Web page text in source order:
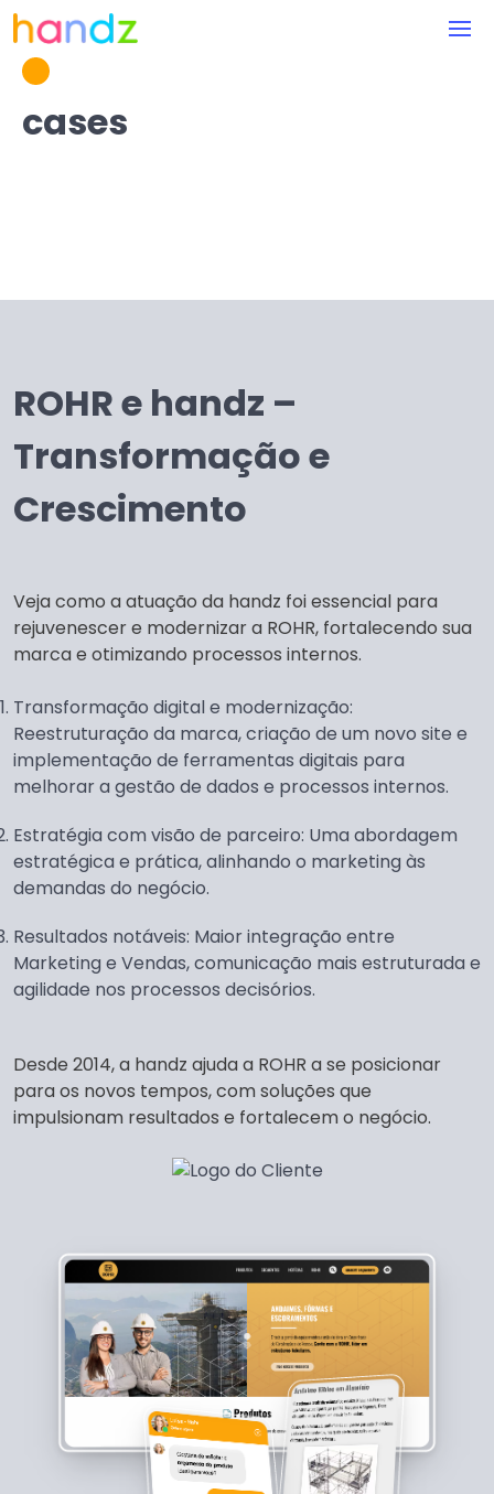
cases
ROHR e handz –
Transformação e
Crescimento
Veja como a atuação da handz foi essencial para
rejuvenescer e modernizar a ROHR, fortalecendo sua
marca e otimizando processos internos.
Transformação digital e modernização:
Reestruturação da marca, criação de um novo site e
implementação de ferramentas digitais para
melhorar a gestão de dados e processos internos.
Estratégia com visão de parceiro: Uma abordagem
estratégica e prática, alinhando o marketing às
demandas do negócio.
Resultados notáveis: Maior integração entre
Marketing e Vendas, comunicação mais estruturada e
agilidade nos processos decisórios.
Desde 2014, a handz ajuda a ROHR a se posicionar
para os novos tempos, com soluções que
impulsionam resultados e fortalecem o negócio.